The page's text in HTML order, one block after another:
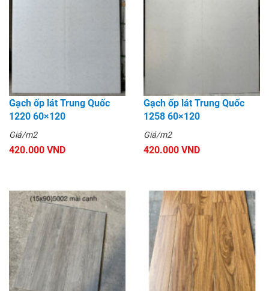
Gạch ốp lát Trung Quốc
1220 60×120
Giá/m2
420.000 VND
Gạch ốp lát Trung Quốc
1258 60×120
Giá/m2
420.000 VND